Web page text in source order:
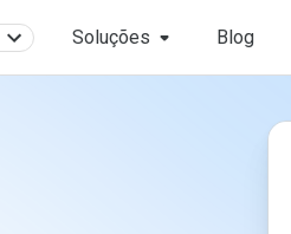
Soluções Blog